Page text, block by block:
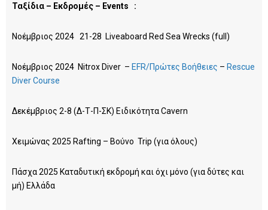
Ταξίδια – Εκδρομές – Events :
Νοέμβριος 2024 21-28 Liveaboard Red Sea Wrecks (full)
Νοέμβριος 2024 Nitrox Diver – EFR/Πρώτες Βοήθειες – Rescue
Diver Course
Δεκέμβριος 2-8 (Δ-Τ-Π-ΣΚ) Ειδικότητα Cavern
Xειμώνας 2025 Rafting – Βούνο Trip (για όλους)
Πάσχα 2025 Καταδυτική εκδρομή και όχι μόνο (για δύτες και
μή) Ελλάδα